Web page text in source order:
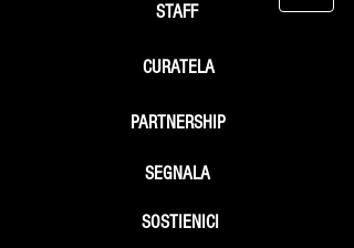
STAFF
SEGNALA
SOSTIENICI
PARTNERSHIP
CURATELA